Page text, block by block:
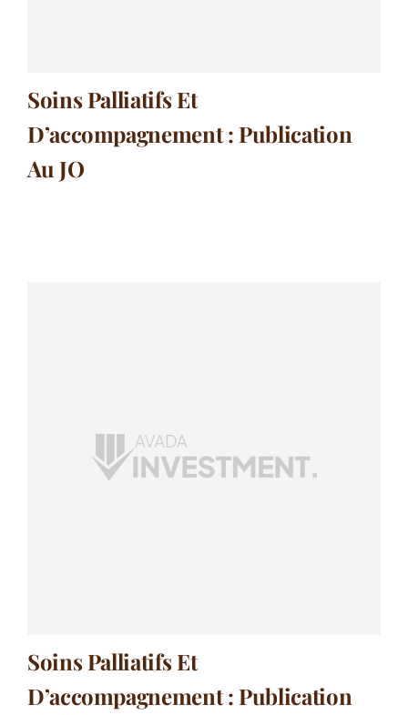
Soins Palliatifs Et
D’accompagnement : Publication
Au JO
Soins Palliatifs Et
D’accompagnement : Publication